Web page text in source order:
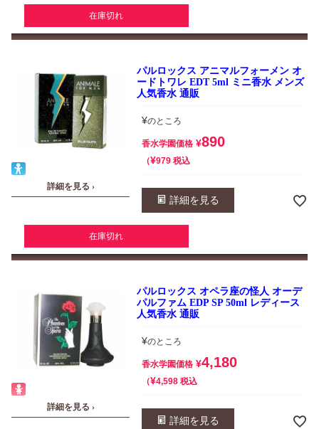
在庫切れ
詳細を見る ›
パルロックス アニマルフォーメン オ
ードトワレ EDT 5ml ミニ香水 メンズ
人気香水 通販
¥のところ
香水学園価格 ¥890
¥979 税込
詳細を見る
在庫切れ
詳細を見る ›
パルロックス オペラ座の怪人 オーデ
パルファム EDP SP 50ml レディース
人気香水 通販
¥のところ
香水学園価格 ¥4,180
¥4,598 税込
詳細を見る